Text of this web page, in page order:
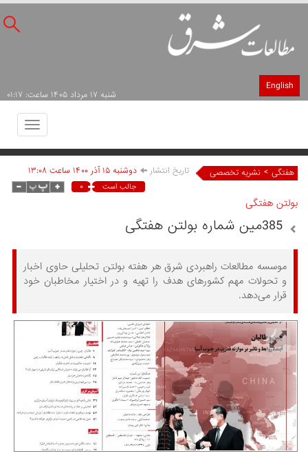
English
شنبه ۱۷ مرداد ۱۴۰۵ ساعت: ۰۱:۱۷
Toggle
هفتگی > نشریه تخصصی تاریخ انتشار دوشنبه ۱۵ آذر ۱۴۰۰ ساعت ۱۳:۰۸
جالب است ۰
بولتن هفتگی
385مین شماره بولتن هفتگی
موسسه مطالعات راهبردی شرق هر هفته بولتن تحلیلی حاوی اخبار
و تحولات مهم کشورهای هدف را تهیه و در اختیار مخاطبان خود
قرار می‌دهد.